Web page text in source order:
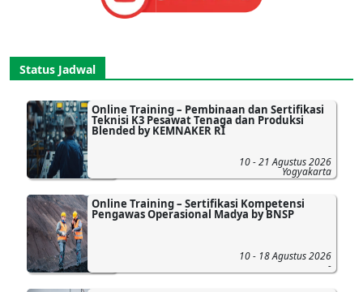
Status Jadwal
Online Training – Pembinaan dan Sertifikasi
Teknisi K3 Pesawat Tenaga dan Produksi
Blended by KEMNAKER RI
10 - 21 Agustus 2026
Yogyakarta
Online Training – Sertifikasi Kompetensi
Pengawas Operasional Madya by BNSP
10 - 18 Agustus 2026
-